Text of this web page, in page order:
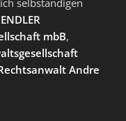
selbständigen
mbB,
Andre